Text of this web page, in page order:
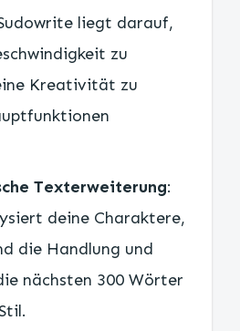
liegt darauf,
zu
Kreativität zu
Texterweiterung:
deine Charaktere,
die Handlung und
nächsten 300 Wörter